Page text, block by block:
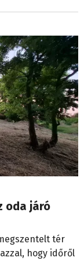
oda járó
tér
hogy időről